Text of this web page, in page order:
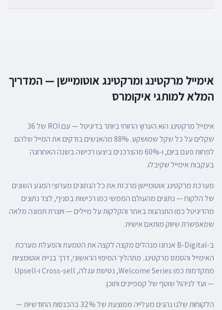
אימייל מרקטינג ומרקטינג אוטומיישן — המדריך
המלא למותגי איקומרס
אימייל מרקטינג הוא הערוץ הרווחי ביותר בדיגיטל — עם ROI של 36
שקלים על כל שקל שמושקע. 88% מהאנשים בודקים את המייל שלהם
לפחות פעם ביום, ו-60% מהצרכנים ביצעו רכישה בשנה האחרונה
בעקבות אימייל שקיבלו.
מערכת מרקטינג אוטומיישן מרכזת את כל הנתונים מערוצי המגע השונים
של הלקוח — נתונים מהעולם הממשי כמו רכישות בסניף, לצד נתונים
מהדיגיטל כמו התנהגות באתר והקלקות על מיילים — ויוצרת תמונה מלאה
שמאפשרת שיווק מותאם אישית.
ב-B-Digital אנחנו מנהלים מקצה לקצה את הטמעת והפעלת מערכת
האימייל והסמס מרקטינג. מתהליך המיפוי הראשוני, דרך בניית אוטומציות
מתקדמות כמו Welcome Series, נטישת עגלה, Cross-sell ו-Upsell
— ועד לניהול שוטף של קמפיינים ותוכן.
הלקוחות שלנו נהנים מעלייה ממוצעת של 32% בהכנסות החודשיות —